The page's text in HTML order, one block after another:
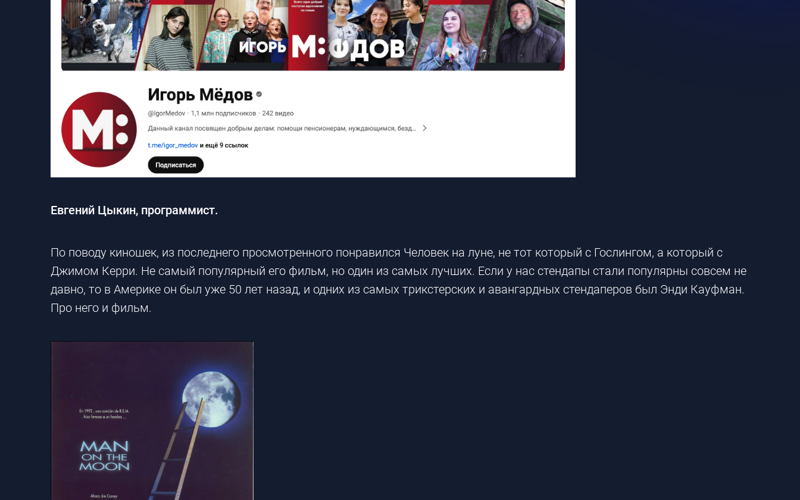
Евгений Цыкин, программист.
По поводу киношек, из последнего просмотренного понравился Человек на луне, не тот который с Гослингом, а который с
Джимом Керри. Не самый популярный его фильм, но один из самых лучших. Если у нас стендапы стали популярны совсем не
давно, то в Америке он был уже 50 лет назад, и одних из самых трикстерских и авангардных стендаперов был Энди Кауфман.
Про него и фильм.